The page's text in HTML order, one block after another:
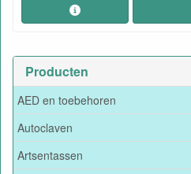
Producten
AED en toebehoren
Autoclaven
Artsentassen